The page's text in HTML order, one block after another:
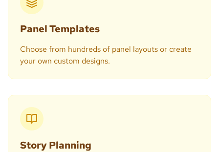
Panel Templates
Choose from hundreds of panel layouts or create
your own custom designs.
Story Planning